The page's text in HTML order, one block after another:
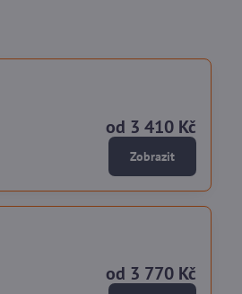
od 3 410 Kč
Zobrazit
od 3 770 Kč